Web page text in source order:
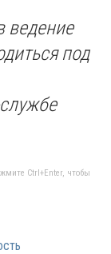
ведение
под
Ctrl+Enter, чтобы